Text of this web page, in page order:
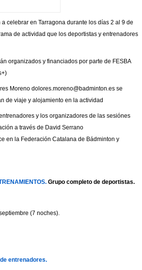
celebrar en Tarragona durante los días 2 al 9 de
de actividad que los deportistas y entrenadores
organizados y financiados por parte de FESBA
Moreno dolores.moreno@badminton.es se
de viaje y alojamiento en la actividad
y los organizadores de las sesiónes
a través de David Serrano
en la Federación Catalana de Bádminton y
Grupo completo de deportistas.
(7 noches).
entrenadores.